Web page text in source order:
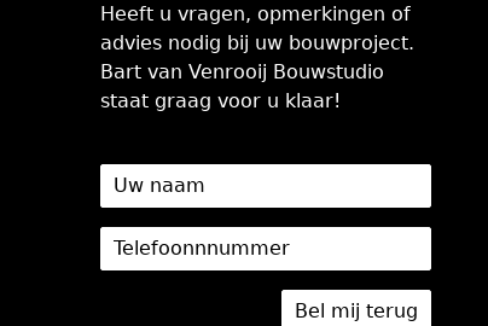
Heeft u vragen, opmerkingen of
advies nodig bij uw bouwproject.
Bart van Venrooij Bouwstudio
staat graag voor u klaar!